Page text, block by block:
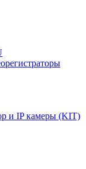
и IP камеры (KIT)